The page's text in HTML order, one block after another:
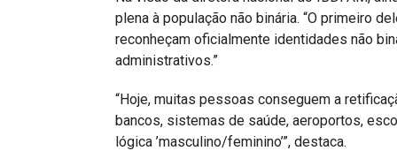
plena à população não binária. “O primeiro
reconheçam oficialmente identidades não
administrativos.”
“Hoje, muitas pessoas conseguem a
bancos, sistemas de saúde, aeroportos,
lógica ’masculino/feminino’”, destaca.